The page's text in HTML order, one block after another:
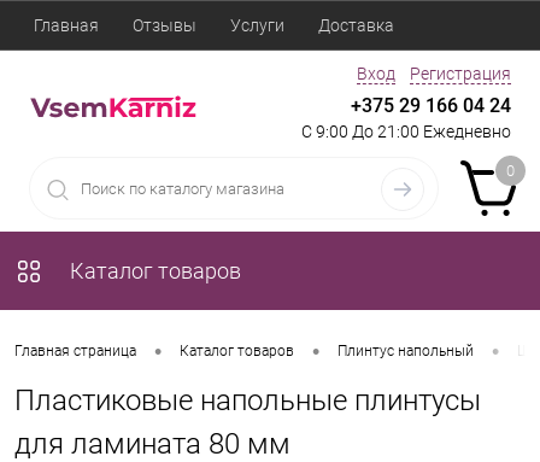
Главная Отзывы Услуги Доставка
Вход Регистрация
+375 29 166 04 24
С 9:00 До 21:00 Ежедневно
0
Каталог товаров
Главная страница • Каталог товаров • Плинтус напольный •
Пластиковые напольные плинтусы
для ламината 80 мм